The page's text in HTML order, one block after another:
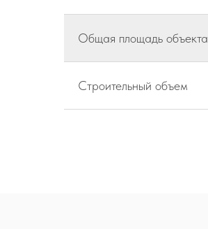
Общая площадь объекта
Строительный объем